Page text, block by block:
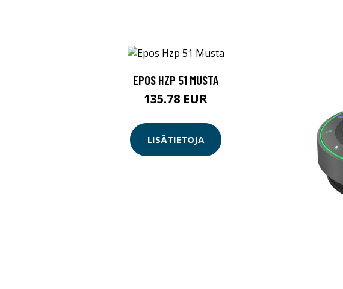
EPOS HZP 51 MUSTA
135.78 EUR
LISÄTIETOJA